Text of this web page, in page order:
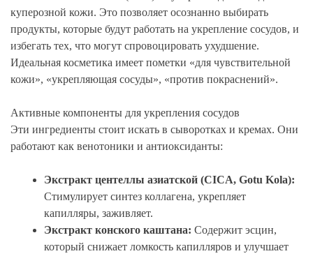
куперозной кожи. Это позволяет осознанно выбирать
продукты, которые будут работать на укрепление сосудов, и
избегать тех, что могут спровоцировать ухудшение.
Идеальная косметика имеет пометки «для чувствительной
кожи», «укрепляющая сосуды», «против покраснений».
Активные компоненты для укрепления сосудов
Эти ингредиенты стоит искать в сыворотках и кремах. Они
работают как венотоники и антиоксиданты:
Экстракт центеллы азиатской (CICA, Gotu Kola):
Стимулирует синтез коллагена, укрепляет
капилляры, заживляет.
Экстракт конского каштана: Содержит эсцин,
который снижает ломкость капилляров и улучшает